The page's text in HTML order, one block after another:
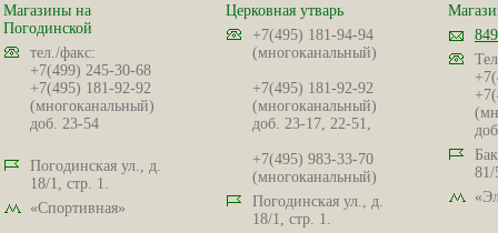
Магазины на
Погодинской
тел./факс:
+7(499) 245-30-68
+7(495) 181-92-92
(многоканальный)
доб. 23-54
Погодинская ул., д.
18/1, стр. 1.
«Спортивная»
Церковная утварь
+7(495) 181-94-94
(многоканальный)
+7(495) 181-92-92
(многоканальный)
доб. 23-17, 22-51,
+7(495) 983-33-70
(многоканальный)
Погодинская ул., д.
18/1, стр. 1.
81/